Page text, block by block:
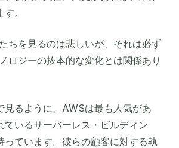
。
ちを見るのは悲しいが、それは必ず
ロジーの抜本的な変化とは関係あり
見るように、AWSは最も人気があ
ているサーバーレス・ビルディン
っています。彼らの顧客に対する執